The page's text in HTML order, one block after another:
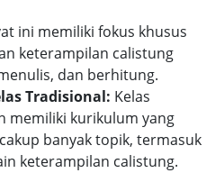
ini memiliki fokus khusus
keterampilan calistung
dan berhitung.
Tradisional: Kelas
memiliki kurikulum yang
banyak topik, termasuk
keterampilan calistung.